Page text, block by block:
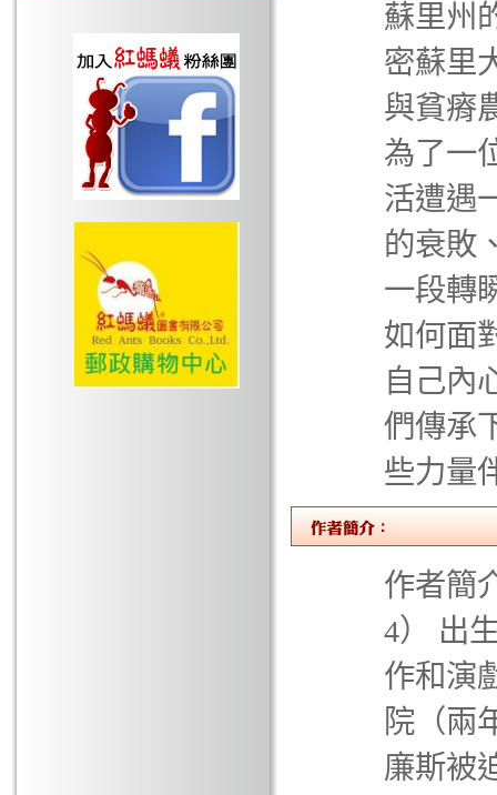
蘇里州
密蘇里
與貧瘠
為了一
活遭遇
的衰敗
一段轉
如何面
自己內
們傳承
些力量
作者簡
4） 出
作和演
院（兩
廉斯被